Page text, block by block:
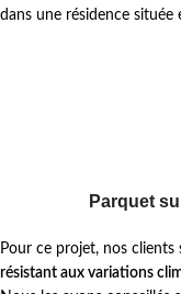
dans une résidence située
Parquet
Pour ce projet, nos clients
résistant aux variations